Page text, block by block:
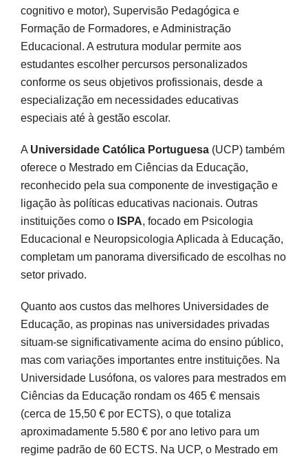
cognitivo e motor), Supervisão Pedagógica e
Formação de Formadores, e Administração
Educacional. A estrutura modular permite aos
estudantes escolher percursos personalizados
conforme os seus objetivos profissionais, desde a
especialização em necessidades educativas
especiais até à gestão escolar.
A Universidade Católica Portuguesa (UCP) também
oferece o Mestrado em Ciências da Educação,
reconhecido pela sua componente de investigação e
ligação às políticas educativas nacionais. Outras
instituições como o ISPA, focado em Psicologia
Educacional e Neuropsicologia Aplicada à Educação,
completam um panorama diversificado de escolhas no
setor privado.
Quanto aos custos das melhores Universidades de
Educação, as propinas nas universidades privadas
situam-se significativamente acima do ensino público,
mas com variações importantes entre instituições. Na
Universidade Lusófona, os valores para mestrados em
Ciências da Educação rondam os 465 € mensais
(cerca de 15,50 € por ECTS), o que totaliza
aproximadamente 5.580 € por ano letivo para um
regime padrão de 60 ECTS. Na UCP, o Mestrado em